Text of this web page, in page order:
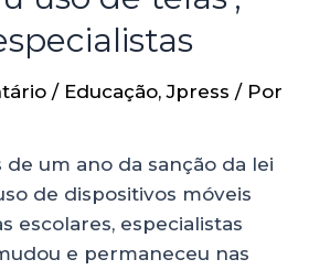
/ Educação,Jpress / Por
de um ano da sanção da lei
de dispositivos móveis
escolares, especialistas
e permaneceu nas